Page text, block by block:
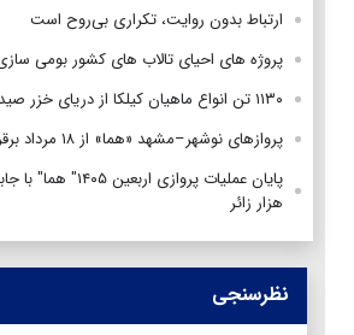
ارتباط بدون روایت، تکراری بی‌روح است
پروژه های احیای تالاب های کشور بومی
۱۱۳۰ تن انواع ماهیان کیلکا از دریای خزر صید شد
پروازهای نوشهر–مشهد «هما» از ۱۸ مرداد برقرار می‌شود
هزار زائر
نظرسنجی